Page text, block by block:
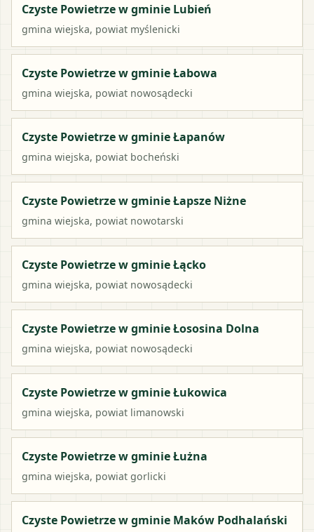
Czyste Powietrze w gminie Lubień
gmina wiejska, powiat myślenicki
Czyste Powietrze w gminie Łabowa
gmina wiejska, powiat nowosądecki
Czyste Powietrze w gminie Łapanów
gmina wiejska, powiat bocheński
Czyste Powietrze w gminie Łapsze Niżne
gmina wiejska, powiat nowotarski
Czyste Powietrze w gminie Łącko
gmina wiejska, powiat nowosądecki
Czyste Powietrze w gminie Łososina Dolna
gmina wiejska, powiat nowosądecki
Czyste Powietrze w gminie Łukowica
gmina wiejska, powiat limanowski
Czyste Powietrze w gminie Łużna
gmina wiejska, powiat gorlicki
Czyste Powietrze w gminie Maków Podhalański